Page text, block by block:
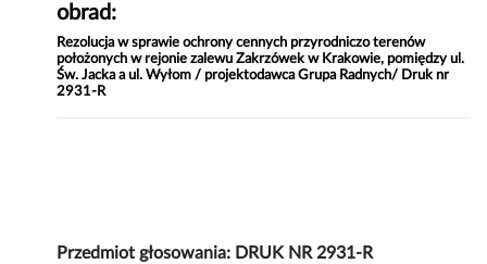
obrad:
Rezolucja w sprawie ochrony cennych przyrodniczo terenów
położonych w rejonie zalewu Zakrzówek w Krakowie, pomiędzy ul.
Św. Jacka a ul. Wyłom / projektodawca Grupa Radnych/ Druk nr
2931-R
Przedmiot głosowania: DRUK NR 2931-R